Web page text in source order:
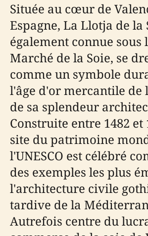
Située au cœur de
Espagne, La Llotja de la
également connue sous
Marché de la Soie, se
comme un symbole
l'âge d'or mercantile de
de sa splendeur
Construite entre 1482 et
site du patrimoine
l'UNESCO est célébré
des exemples les plus
l'architecture civile
tardive de la
Autrefois centre du